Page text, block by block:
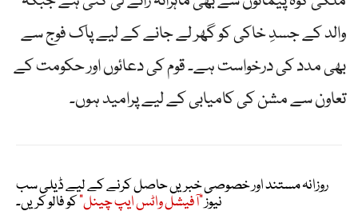
والد کے جسدِ خاکی کو گھر لے جانے کے لیے پاک فوج سے
بھی مدد کی درخواست ہے۔ قوم کی دعائوں اور حکومت کے
تعاون سے مشن کی کامیابی کے لیے پرامید ہوں۔
روزانہ مستند اور خصوصی خبریں حاصل کرنے کے لیے ڈیلی سب
نیوز"آفیشل واٹس ایپ چینل"کو فالو کریں۔